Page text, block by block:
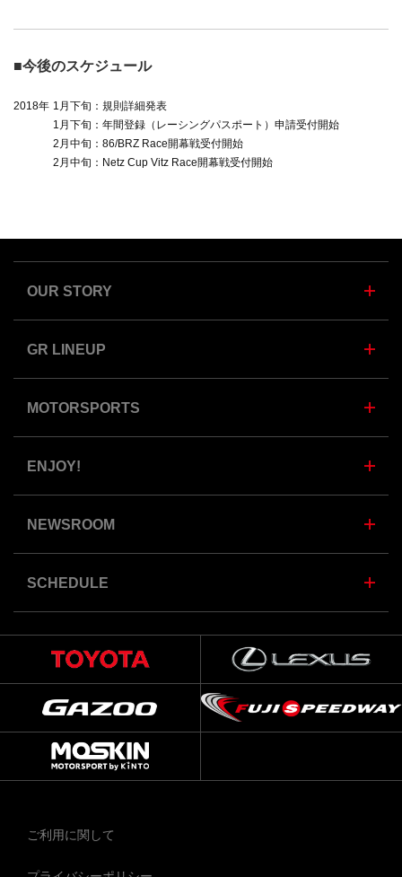
■今後のスケジュール
2018年 1月下旬：規則詳細発表
1月下旬：年間登録（レーシングパスポート）申請受付開始
2月中旬：86/BRZ Race開幕戦受付開始
2月中旬：Netz Cup Vitz Race開幕戦受付開始
OUR STORY
GR LINEUP
MOTORSPORTS
ENJOY!
NEWSROOM
SCHEDULE
ご利用に関して